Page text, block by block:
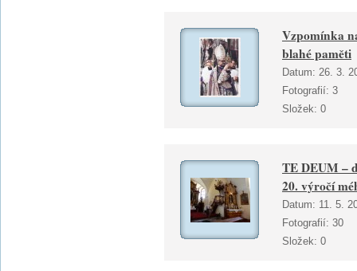
Vzpomínka
blahé paměti
Datum: 26. 3.
Fotografií: 3
Složek: 0
TE DEUM –
20. výročí
Datum: 11. 5.
Fotografií: 30
Složek: 0